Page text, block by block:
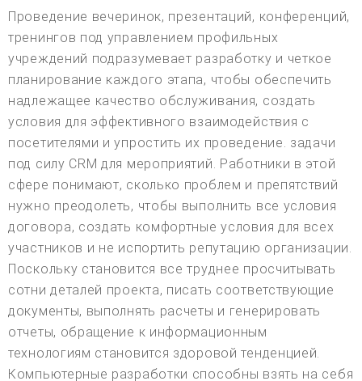
Проведение вечеринок, презентаций, конференций,
тренингов под управлением профильных
учреждений подразумевает разработку и четкое
планирование каждого этапа, чтобы обеспечить
надлежащее качество обслуживания, создать
условия для эффективного взаимодействия с
посетителями и упростить их проведение. задачи
под силу CRM для мероприятий. Работники в этой
сфере понимают, сколько проблем и препятствий
нужно преодолеть, чтобы выполнить все условия
договора, создать комфортные условия для всех
участников и не испортить репутацию организации.
Поскольку становится все труднее просчитывать
сотни деталей проекта, писать соответствующие
документы, выполнять расчеты и генерировать
отчеты, обращение к информационным
технологиям становится здоровой тенденцией.
Компьютерные разработки способны взять на себя